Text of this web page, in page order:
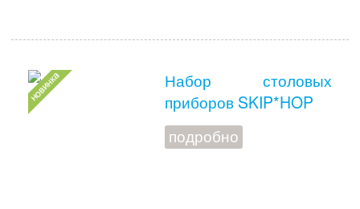
Набор столовых
приборов SKIP*HOP
подробно